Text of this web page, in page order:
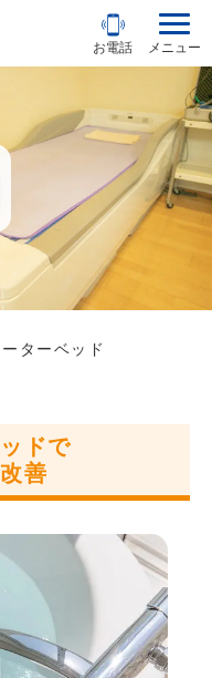
お電話 メニュー
ターベッド
ドで
善